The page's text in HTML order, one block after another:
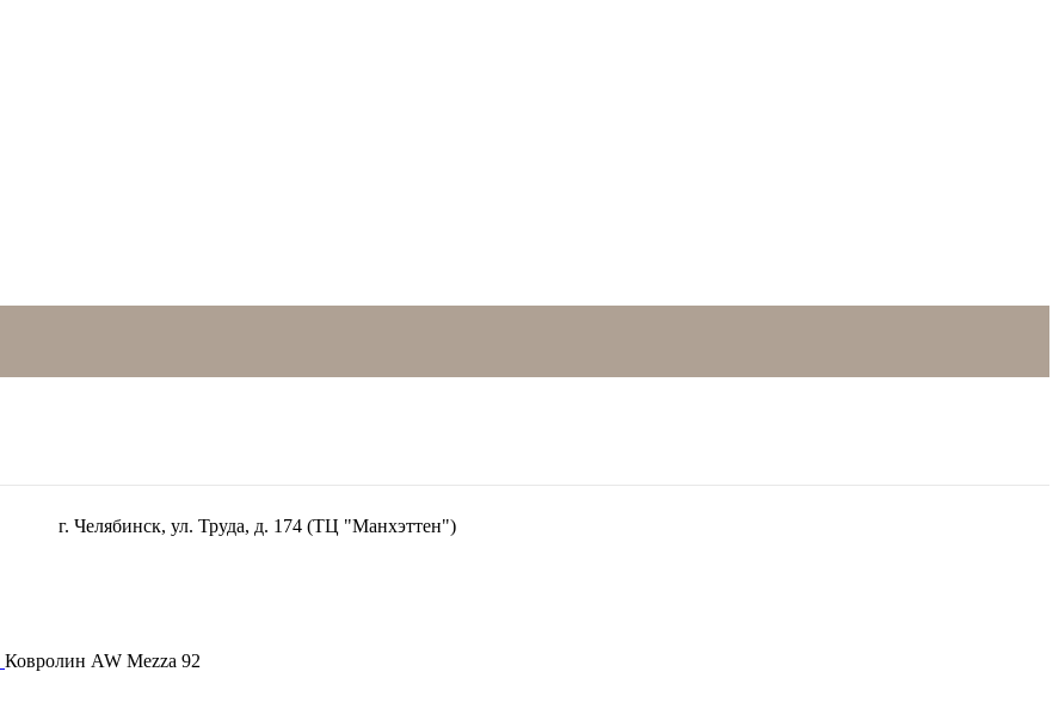
г. Челябинск, ул. Труда, д. 174 (ТЦ "Манхэттен")
Ковролин AW Mezza 92